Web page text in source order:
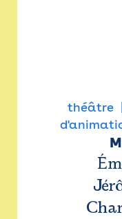
théâtre